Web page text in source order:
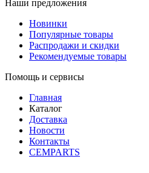
Наши предложения
Новинки
Популярные товары
Распродажи и скидки
Рекомендуемые товары
Помощь и сервисы
Главная
Каталог
Доставка
Новости
Контакты
CEMPARTS